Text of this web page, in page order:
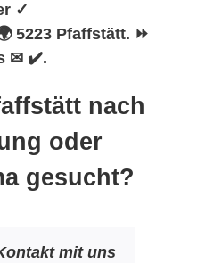
✓
5223 Pfaffstätt. ⏩
✉ ✔️.
nach
oder
gesucht?
mit uns